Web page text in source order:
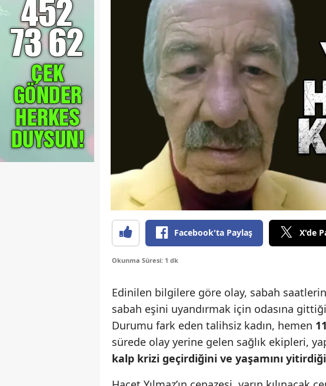
Facebook'ta Paylaş X'de
Okunma Süresi: 1 dk
Edinilen bilgilere göre olay, sabah
sabah eşini uyandırmak için odasına
Durumu fark eden talihsiz kadın, hemen
sürede olay yerine gelen sağlık ekipleri,
kalp krizi geçirdiğini ve yaşamını